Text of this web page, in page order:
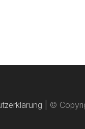
| ©